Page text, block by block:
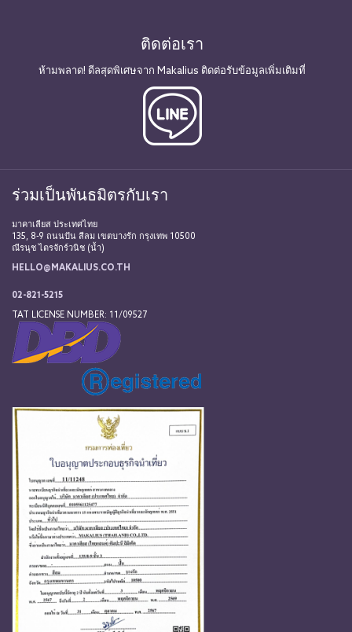
ติดต่อเรา
ห้ามพลาด! ดีลสุดพิเศษจาก Makalius ติดต่อรับข้อมูลเพิ่มเติมที่
ร่วมเป็นพันธมิตรกับเรา
มาคาเลียส ประเทศไทย
135, 8-9 ถนนปัน สีลม เขตบางรัก กรุงเทพ 10500
ณีรนุช ไตรจักร์วนิช (น้ำ)
HELLO@MAKALIUS.CO.TH
02-821-5215
TAT LICENSE NUMBER: 11/09527